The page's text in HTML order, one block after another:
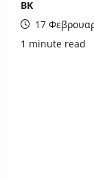
ΒΚ
17
1 minute read